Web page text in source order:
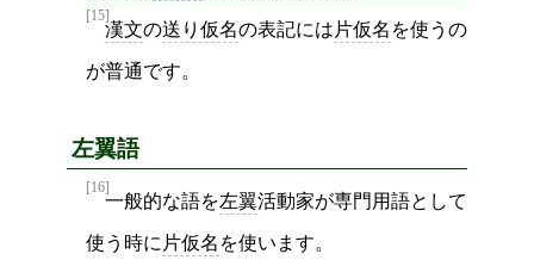
[15]
漢文の送り仮名の表記には 片仮名 を使うの
が普通です。
左翼語
[16]
一般的な語を左翼活動家が専門用語として
使う時に 片仮名 を使います。